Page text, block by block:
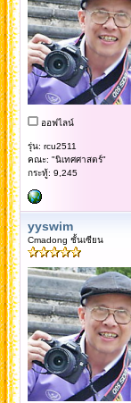
ออฟไลน์
รุ่น: rcu2511
คณะ: "นิเทศศาสตร์"
กระทู้: 9,245
yyswim
Cmadong ชั้นเซียน